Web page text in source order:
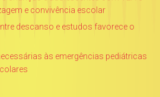
e convivência escolar
descanso e estudos favorece o
às emergências pediátricas